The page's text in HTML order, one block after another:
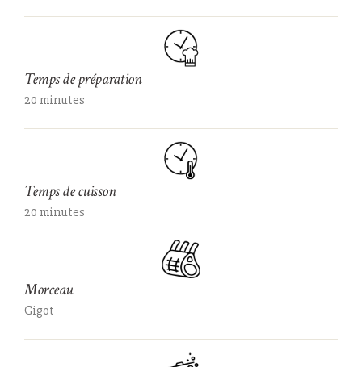
Temps de préparation
20 minutes
Temps de cuisson
20 minutes
Morceau
Gigot